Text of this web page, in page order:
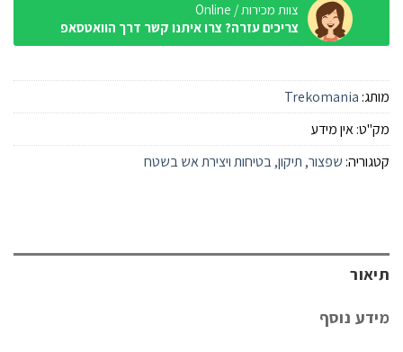
צוות מכירות / Online
צריכים עזרה? צרו איתנו קשר דרך הוואטסאפ
מותג: Trekomania
מק"ט:אין מידע
קטגוריה: שפצור, תיקון, בטיחות ויצירת אש בשטח
תיאור
מידע נוסף